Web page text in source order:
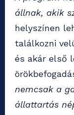
állnak, akik
helyszínen
találkozni
és akár első
nemcsak a
állattartás